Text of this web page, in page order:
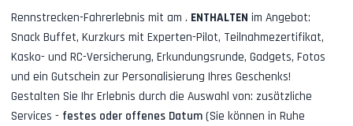
Rennstrecken-Fahrerlebnis mit am . ENTHALTEN im Angebot:
Snack Buffet, Kurzkurs mit Experten-Pilot, Teilnahmezertifikat,
Kasko- und RC-Versicherung, Erkundungsrunde, Gadgets, Fotos
und ein Gutschein zur Personalisierung Ihres Geschenks!
Gestalten Sie Ihr Erlebnis durch die Auswahl von: zusätzliche
Services - festes oder offenes Datum (Sie können in Ruhe